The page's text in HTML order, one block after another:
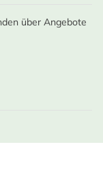
über Angebote